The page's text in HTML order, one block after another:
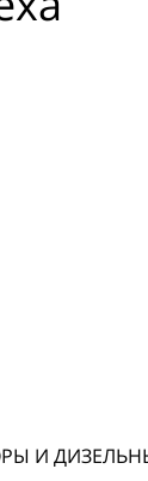
И